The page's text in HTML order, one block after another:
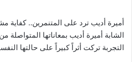
أميرة أديب ترد على المتنمرين.. كفاية
الشابة أميرة أديب بمعاناتها المتواصلة
التجربة تركت أثراً كبيراً على حالتها